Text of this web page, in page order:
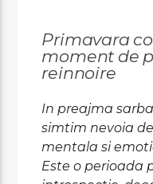
Primavara
moment de
reinnoire
In preajma
simtim nevoia
mentala si
Este o perioada